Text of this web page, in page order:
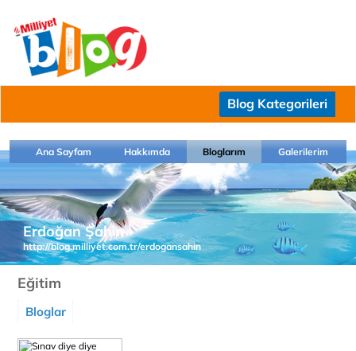
Blog Kategorileri
Ana Sayfam Hakkımda Bloglarım Galerilerim
Erdoğan Şahin
http://blog.milliyet.com.tr/erdogansahin
Eğitim
Bloglar